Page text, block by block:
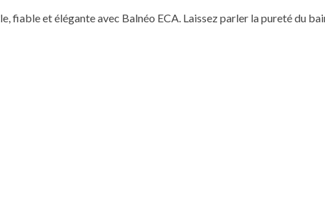
fiable et élégante avec Balnéo ECA. Laissez parler la pureté du